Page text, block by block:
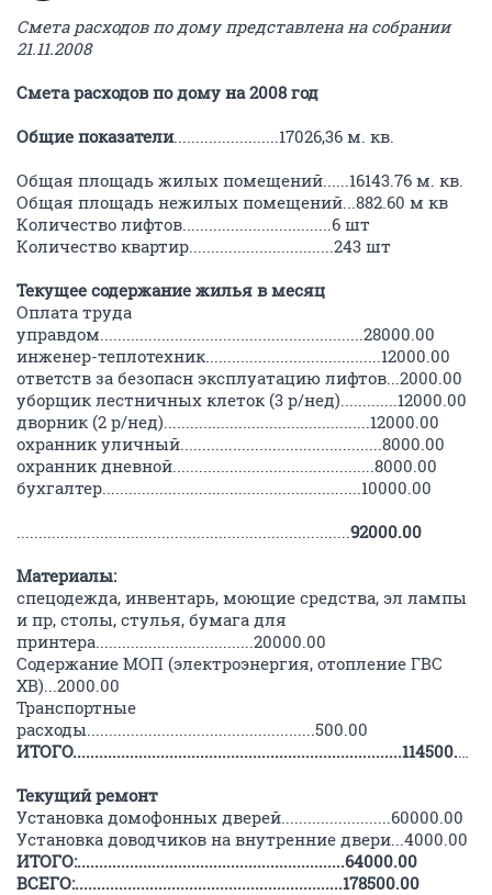
Смета расходов по дому представлена на собрании
21.11.2008
Смета расходов по дому на 2008 год
Общие показатели........................17026,36 м. кв.
Общая площадь жилых помещений......16143.76 м. кв.
Общая площадь нежилых помещений...882.60 м кв
Количество лифтов..................................6 шт
Количество квартир.................................243 шт
Текущее содержание жилья в месяц
Оплата труда
управдом............................................................28000.00
инженер-теплотехник........................................12000.00
ответств за безопасн эксплуатацию лифтов...2000.00
уборщик лестничных клеток (3 р/нед).............12000.00
дворник (2 р/нед)...............................................12000.00
охранник уличный..............................................8000.00
охранник дневной..............................................8000.00
бухгалтер...........................................................10000.00
............................................................................92000.00
Материалы:
спецодежда, инвентарь, моющие средства, эл лампы
и пр, столы, стулья, бумага для
принтера....................................20000.00
Содержание МОП (электроэнергия, отопление ГВС
ХВ)...2000.00
Транспортные
расходы....................................................500.00
ИТОГО...........................................................................114500.00
Текущий ремонт
Установка домофонных дверей.........................60000.00
Установка доводчиков на внутренние двери...4000.00
ИТОГО:.............................................................64000.00
ВСЕГО:.............................................................178500.00